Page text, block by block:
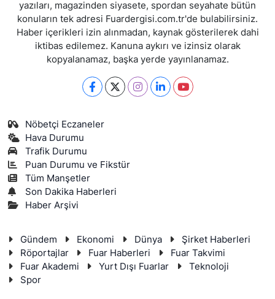
yazıları, magazinden siyasete, spordan seyahate bütün
konuların tek adresi Fuardergisi.com.tr'de bulabilirsiniz.
Haber içerikleri izin alınmadan, kaynak gösterilerek dahi
iktibas edilemez. Kanuna aykırı ve izinsiz olarak
kopyalanamaz, başka yerde yayınlanamaz.
Nöbetçi Eczaneler
Hava Durumu
Trafik Durumu
Puan Durumu ve Fikstür
Tüm Manşetler
Son Dakika Haberleri
Haber Arşivi
Gündem Ekonomi Dünya
Şirket Haberleri
Röportajlar
Fuar Haberleri
Fuar Takvimi
Fuar Akademi
Yurt Dışı Fuarlar
Teknoloji
Spor